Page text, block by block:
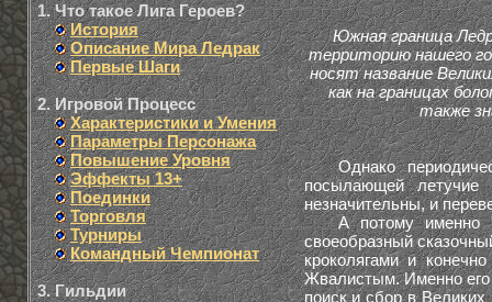
1. Что такое Лига Героев?
История
Описание Мира Ледрак
Первые Шаги
2. Игровой Процесс
Характеристики и Умения
Параметры Персонажа
Повышение Уровня
Эффекты 13+
Поединки
Торговля
Турниры
Командный Чемпионат
3. Гильдии
Южная граница
территорию нашего
носят название
как на границах
также
Однако
посылающей летучие
незначительны, и
А потому именно мы
своеобразный
кроколягами и
Жвалистым. Именно его
поиск и сбор в Великих